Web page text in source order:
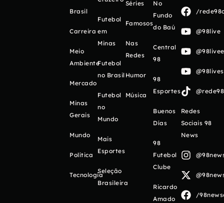
Brasil
Carreira
Meio
Ambiente
Mercado
Minas
Gerais
Mundo
Política
Tecnologia
Futebol
em
Minas
Futebol
no Brasil
Futebol
no
Mundo
Mais
Esportes
Seleção
Brasileira
Séries
Famosos
Nas
Redes
Humor
Música
No
Fundo
do Baú
Central
98
98
Esportes
Buenos
Días
98
Futebol
Clube
Ricardo
Amado
/
@98live
Redes
Sociais 98
News
/